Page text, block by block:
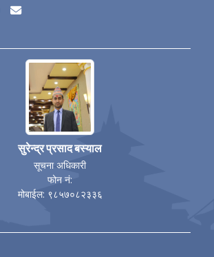
सुरेन्द्र प्रसाद बस्याल
सूचना अधिकारी
फोन नं:
मोबाईल: ९८५७०८२३३६